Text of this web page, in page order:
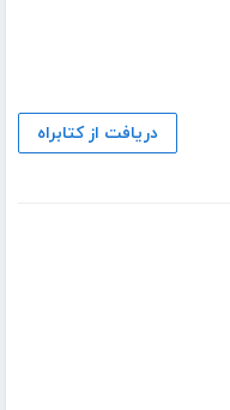
دریافت از کتابراه